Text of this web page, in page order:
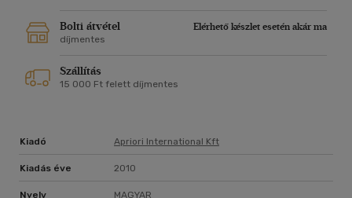
Bolti átvétel
Elérhető készlet esetén akár ma
díjmentes
Szállítás
15 000 Ft felett díjmentes
Kiadó Apriori International Kft
Kiadás éve 2010
Nyelv MAGYAR